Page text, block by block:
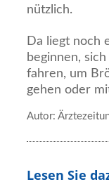
nützlich.
Da liegt noch
beginnen,
fahren, um
gehen oder
Autor:
Lesen Sie